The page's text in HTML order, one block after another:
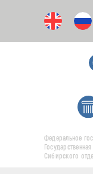
Федеральное
Сибирского